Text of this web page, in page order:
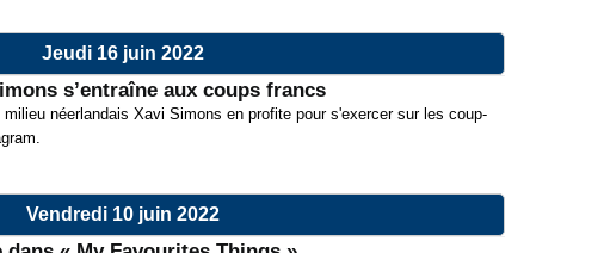
Jeudi 16 juin 2022
s’entraîne aux coups francs
néerlandais Xavi Simons en profite pour s'exercer sur les coup-
Vendredi 10 juin 2022